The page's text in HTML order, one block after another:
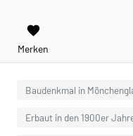
favorite
Merken
Baudenkmal in
Erbaut in den 1900er